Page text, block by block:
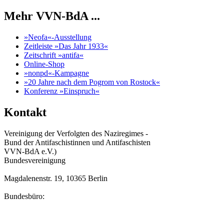
Mehr VVN-BdA ...
»Neofa«-Ausstellung
Zeitleiste »Das Jahr 1933«
Zeitschrift »antifa«
Online-Shop
»nonpd«-Kampagne
»20 Jahre nach dem Pogrom von Rostock«
Konferenz »Einspruch«
Kontakt
Vereinigung der Verfolgten des Naziregimes -
Bund der Antifaschistinnen und Antifaschisten
VVN-BdA e.V.)
Bundesvereinigung
Magdalenenstr. 19, 10365 Berlin
Bundesbüro: